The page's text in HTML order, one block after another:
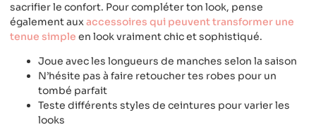
sacrifier le confort. Pour compléter ton look, pense
également aux accessoires qui peuvent transformer une
tenue simple en look vraiment chic et sophistiqué.
Joue avec les longueurs de manches selon la saison
N’hésite pas à faire retoucher tes robes pour un
tombé parfait
Teste différents styles de ceintures pour varier les
looks